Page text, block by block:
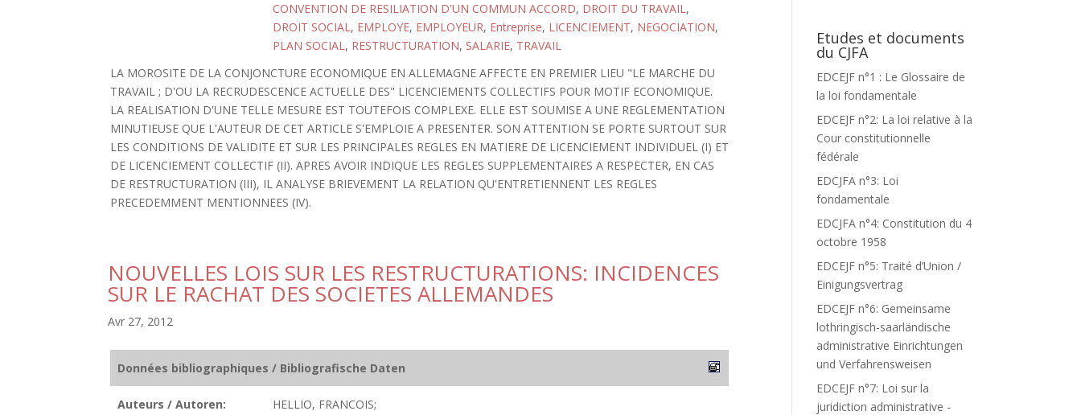
CONVENTION DE RESILIATION D'UN COMMUN ACCORD, DROIT DU TRAVAIL,
DROIT SOCIAL, EMPLOYE, EMPLOYEUR, Entreprise, LICENCIEMENT, NEGOCIATION,
PLAN SOCIAL, RESTRUCTURATION, SALARIE, TRAVAIL
LA MOROSITE DE LA CONJONCTURE ECONOMIQUE EN ALLEMAGNE AFFECTE EN PREMIER LIEU "LE MARCHE DU
TRAVAIL ; D'OU LA RECRUDESCENCE ACTUELLE DES" LICENCIEMENTS COLLECTIFS POUR MOTIF ECONOMIQUE.
LA REALISATION D'UNE TELLE MESURE EST TOUTEFOIS COMPLEXE. ELLE EST SOUMISE A UNE REGLEMENTATION
MINUTIEUSE QUE L'AUTEUR DE CET ARTICLE S'EMPLOIE A PRESENTER. SON ATTENTION SE PORTE SURTOUT SUR
LES CONDITIONS DE VALIDITE ET SUR LES PRINCIPALES REGLES EN MATIERE DE LICENCIEMENT INDIVIDUEL (I) ET
DE LICENCIEMENT COLLECTIF (II). APRES AVOIR INDIQUE LES REGLES SUPPLEMENTAIRES A RESPECTER, EN CAS
DE RESTRUCTURATION (III), IL ANALYSE BRIEVEMENT LA RELATION QU'ENTRETIENNENT LES REGLES
PRECEDEMMENT MENTIONNEES (IV).
NOUVELLES LOIS SUR LES RESTRUCTURATIONS: INCIDENCES
SUR LE RACHAT DES SOCIETES ALLEMANDES
Avr 27, 2012
Données bibliographiques / Bibliografische Daten
Auteurs / Autoren: HELLIO, FRANCOIS;
Etudes et documents
du CJFA
EDCEJF n°1 : Le Glossaire de
la loi fondamentale
EDCEJF n°2: La loi relative à la
Cour constitutionnelle
fédérale
EDCJFA n°3: Loi
fondamentale
EDCJFA n°4: Constitution du 4
octobre 1958
EDCEJF n°5: Traité d’Union /
Einigungsvertrag
EDCEJF n°6: Gemeinsame
lothringisch-saarländische
administrative Einrichtungen
und Verfahrensweisen
EDCEJF n°7: Loi sur la
juridiction administrative -